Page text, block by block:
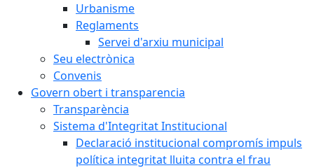
Urbanisme
Reglaments
Servei d'arxiu municipal
Seu electrònica
Convenis
Govern obert i transparencia
Transparència
Sistema d'Integritat Institucional
Declaració institucional compromís impuls
política integritat lluita contra el frau